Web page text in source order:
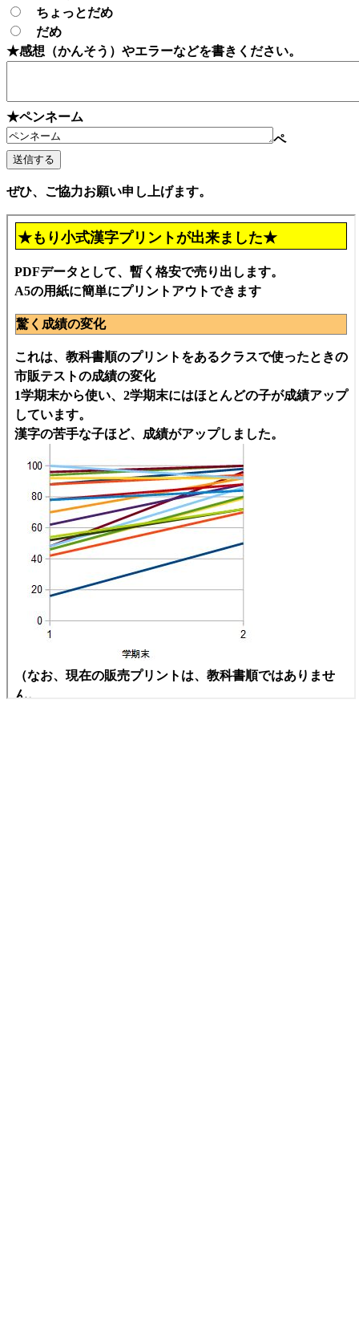
ちょっとだめ
だめ
★感想（かんそう）やエラーなどを書きください。
★ペンネーム
ペ
ぜひ、ご協力お願い申し上げます。